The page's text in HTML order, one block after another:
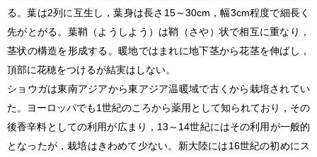
る。葉は2列に互生し，葉身は長さ15～30cm，幅3cm程度で細長く
先がとがる。葉鞘（ようしよう）は鞘（さや）状で相互に重なり，
茎状の構造を形成する。暖地ではまれに地下茎から花茎を伸ばし，
頂部に花穂をつけるが結実はしない。
ショウガは東南アジアから東アジア温暖域で古くから栽培されてい
た。ヨーロッパでも1世紀のころから薬用として知られており，その
後香辛料としての利用が広まり，13～14世紀にはその利用が一般的
となったが，栽培はきわめて少ない。新大陸には16世紀の初めにス